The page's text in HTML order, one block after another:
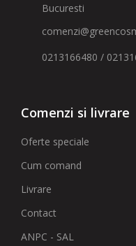
Bucuresti
0213166480 /
Comenzi si livrare
Oferte speciale
Cum comand
Livrare
Contact
ANPC - SAL